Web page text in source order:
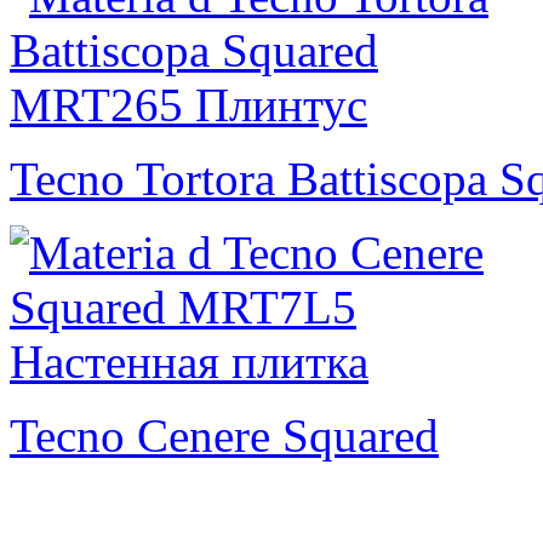
Tecno Tortora Battiscopa
Tecno Cenere Squared